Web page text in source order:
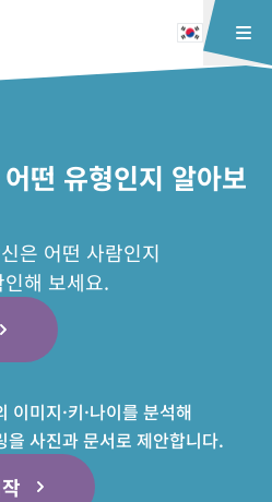
떤 유형인지 알아보
은 어떤 사람인지
해 보세요.
미지·키·나이를 분석해
사진과 문서로 제안합니다.